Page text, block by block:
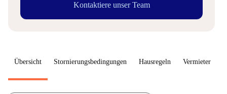
Kontaktiere unser Team
Übersicht Stornierungsbedingungen Hausregeln Vermieter